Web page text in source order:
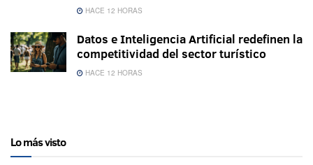
HACE 12 HORAS
Datos e Inteligencia Artificial redefinen la
competitividad del sector turístico
HACE 12 HORAS
Lo más visto